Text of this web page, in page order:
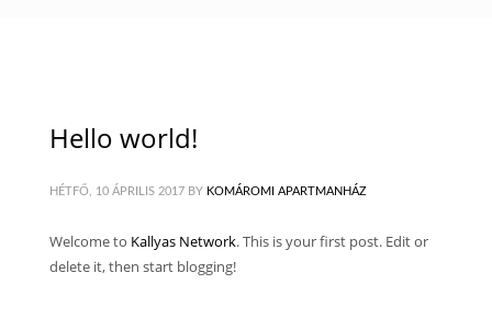
Hello world!
HÉTFŐ, 10 ÁPRILIS 2017 BY KOMÁROMI APARTMANHÁZ
Welcome to Kallyas Network. This is your first post. Edit or
delete it, then start blogging!